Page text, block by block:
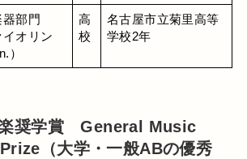
器部門
イオリン
）
高
校
名古屋市立菊里高等
学校2年
楽奨学賞 General Music
（大学・一般ABの優秀